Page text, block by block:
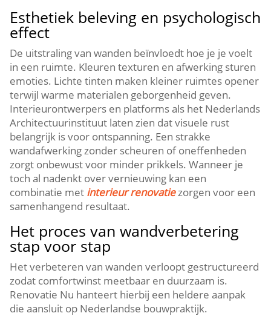
Esthetiek beleving en psychologisch
effect
De uitstraling van wanden beïnvloedt hoe je je voelt
in een ruimte.​ Kleuren texturen en afwerking sturen
emoties.​ Lichte tinten maken kleiner ruimtes opener
terwijl warme materialen geborgenheid geven.​
Interieurontwerpers en platforms als het Nederlands
Architectuurinstituut laten zien dat visuele rust
belangrijk is voor ontspanning.​ Een strakke
wandafwerking zonder scheuren of oneffenheden
zorgt onbewust voor minder prikkels.​ Wanneer je
toch al nadenkt over vernieuwing kan een
combinatie met interieur renovatiezorgen voor een
samenhangend resultaat.​
Het proces van wandverbetering
stap voor stap
Het verbeteren van wanden verloopt gestructureerd
zodat comfortwinst meetbaar en duurzaam is.​
Renovatie Nu hanteert hierbij een heldere aanpak
die aansluit op Nederlandse bouwpraktijk.​